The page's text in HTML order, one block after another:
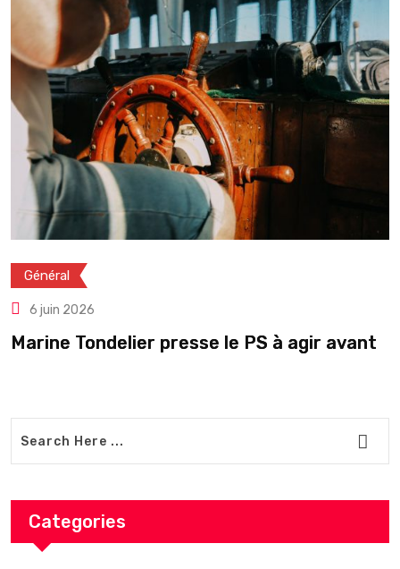
Général
6 juin 2026
Marine Tondelier presse le PS à agir avant
Categories